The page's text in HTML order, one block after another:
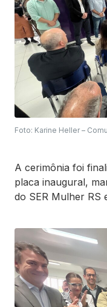
Foto: Karine Heller –
A cerimônia foi
placa inaugural,
do SER Mulher RS